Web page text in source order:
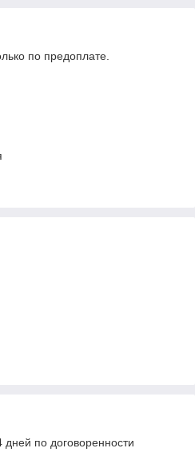
по предоплате.
дней по договоренности